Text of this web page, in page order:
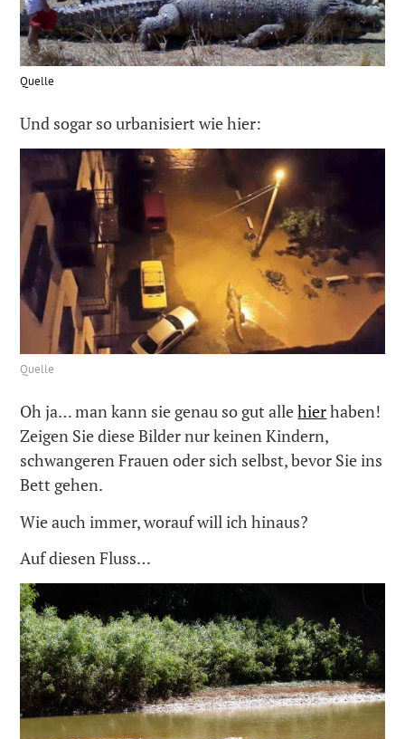
Quelle
Und sogar so urbanisiert wie hier:
Quelle
Oh ja… man kann sie genau so gut allehierhaben!
Zeigen Sie diese Bilder nur keinen Kindern,
schwangeren Frauen oder sich selbst, bevor Sie ins
Bett gehen.
Wie auch immer, worauf will ich hinaus?
Auf diesen Fluss…